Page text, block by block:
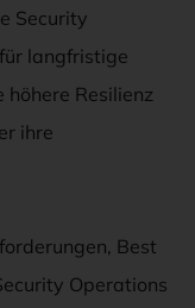
Security
langfristige
höhere Resilienz
ihre
Best
Operations